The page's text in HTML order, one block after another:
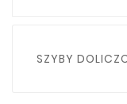
SZYBY